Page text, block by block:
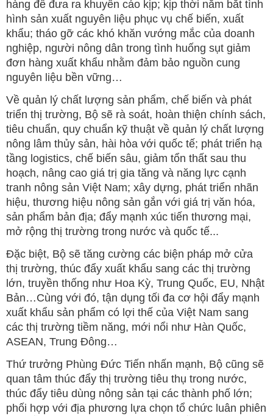
hàng để đưa ra khuyến cáo kịp; kịp thời nắm bắt tình
hình sản xuất nguyên liệu phục vụ chế biến, xuất
khẩu; tháo gỡ các khó khăn vướng mắc của doanh
nghiệp, người nông dân trong tình huống sụt giảm
đơn hàng xuất khẩu nhằm đảm bảo nguồn cung
nguyên liệu bền vững…
Về quản lý chất lượng sản phẩm, chế biến và phát
triển thị trường, Bộ sẽ rà soát, hoàn thiện chính sách,
tiêu chuẩn, quy chuẩn kỹ thuật về quản lý chất lượng
nông lâm thủy sản, hài hòa với quốc tế; phát triển hạ
tầng logistics, chế biến sâu, giảm tổn thất sau thu
hoạch, nâng cao giá trị gia tăng và năng lực cạnh
tranh nông sản Việt Nam; xây dựng, phát triển nhãn
hiệu, thương hiệu nông sản gắn với giá trị văn hóa,
sản phẩm bản địa; đẩy mạnh xúc tiến thương mại,
mở rộng thị trường trong nước và quốc tế...
Đặc biệt, Bộ sẽ tăng cường các biện pháp mở cửa
thị trường, thúc đẩy xuất khẩu sang các thị trường
lớn, truyền thống như Hoa Kỳ, Trung Quốc, EU, Nhật
Bản…Cùng với đó, tận dụng tối đa cơ hội đẩy mạnh
xuất khẩu sản phẩm có lợi thế của Việt Nam sang
các thị trường tiềm năng, mới nổi như Hàn Quốc,
ASEAN, Trung Đông…
Thứ trưởng Phùng Đức Tiến nhấn mạnh, Bộ cũng sẽ
quan tâm thúc đẩy thị trường tiêu thụ trong nước,
thúc đẩy tiêu dùng nông sản tại các thành phố lớn;
phối hợp với địa phương lựa chọn tổ chức luân phiên